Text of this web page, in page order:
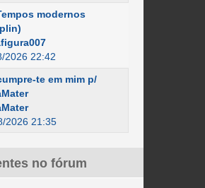
modernos
2026 22:42
te em mim p/
2026 21:35
no fórum